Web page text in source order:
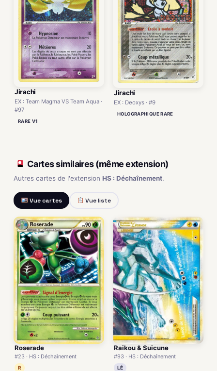
Jirachi
EX : Team Magma VS Team Aqua ·
#97
RARE V1
Jirachi
EX : Deoxys · #9
HOLOGRAPHIQUE RARE
Cartes similaires (même extension)
Autres cartes de l'extension HS : Déchaînement.
Vue cartes Vue liste
Roserade
#23 · HS : Déchaînement
R
Raikou & Suicune
#93 · HS : Déchaînement
LÉ